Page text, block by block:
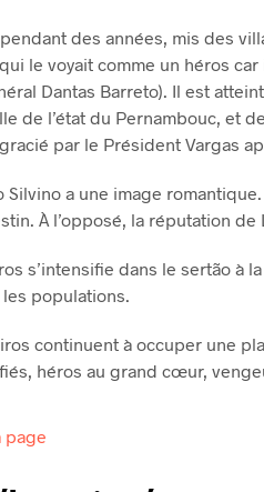
des années, mis des
le voyait comme un héros
Dantas Barreto). Il est
de l’état du Pernambouc, et
par le Président Vargas
Silvino a une image
À l’opposé, la réputation
s’intensifie dans le sertão
populations.
continuent à occuper une
héros au grand cœur,
page